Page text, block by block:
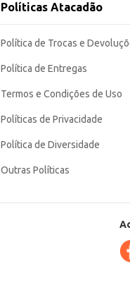
para o varejo quanto
Políticas Atacadão
Política de Trocas e
Política de Entregas
Termos e Condições de Uso
Políticas de Privacidade
Política de Diversidade
Outras Políticas